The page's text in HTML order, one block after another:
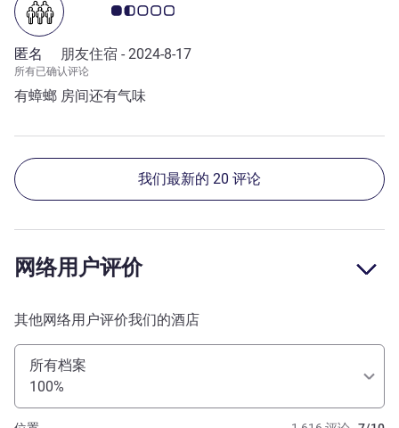
客户意见评级 1.5/5
匿名 朋友住宿 - 2024-8-17
所有已确认评论
有蟑螂 房间还有气味
我们最新的 20 评论
网络用户评价
其他网络用户评价我们的酒店
所有档案
100%